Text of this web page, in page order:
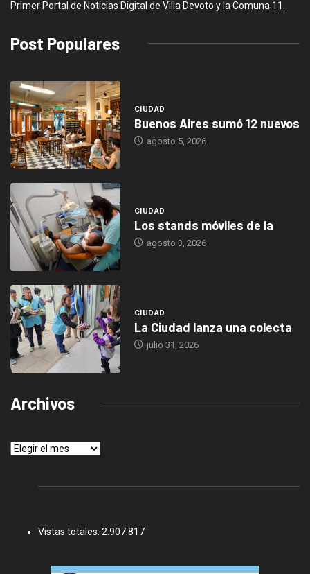
Primer Portal de Noticias Digital de Villa Devoto y la Comuna 11.
Post Populares
CIUDAD
Buenos Aires sumó 12 nuevos
agosto 5, 2026
CIUDAD
Los stands móviles de la
agosto 3, 2026
CIUDAD
La Ciudad lanza una colecta
julio 31, 2026
Archivos
Archivos
Vistas totales: 2.907.817